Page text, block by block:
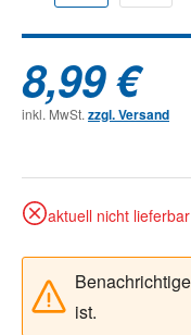
8,99 €
inkl. MwSt. zzgl. Versand
aktuell nicht lieferbar
ist.